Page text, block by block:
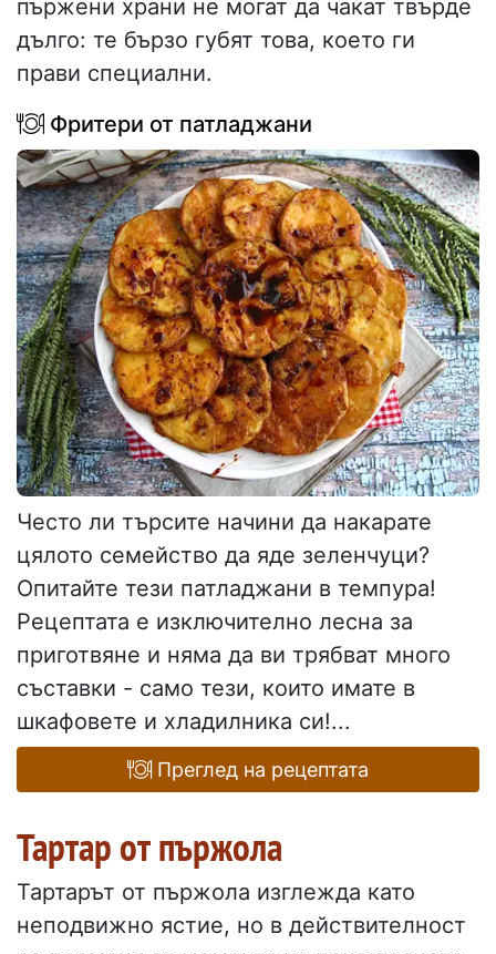
пържени храни не могат да чакат твърде
дълго: те бързо губят това, което ги
прави специални.
Фритери от патладжани
Често ли търсите начини да накарате
цялото семейство да яде зеленчуци?
Опитайте тези патладжани в темпура!
Рецептата е изключително лесна за
приготвяне и няма да ви трябват много
съставки - само тези, които имате в
шкафовете и хладилника си!...
Преглед на рецептата
Тартар от пържола
Тартарът от пържола изглежда като
неподвижно ястие, но в действителност